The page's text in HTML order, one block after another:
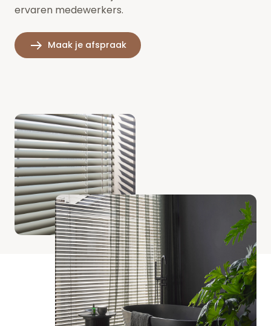
ervaren medewerkers.
Maak je afspraak